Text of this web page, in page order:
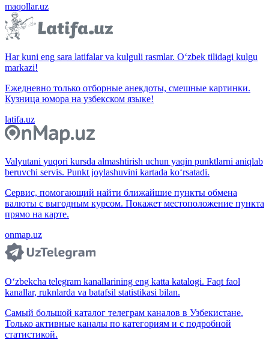
maqollar.uz
Har kuni eng sara latifalar va kulguli rasmlar. O‘zbek tilidagi kulgu
markazi!
Ежедневно только отборные анекдоты, смешные картинки.
Кузница юмора на узбекском языке!
latifa.uz
Valyutani yuqori kursda almashtirish uchun yaqin punktlarni aniqlab
beruvchi servis. Punkt joylashuvini kartada ko‘rsatadi.
Сервис, помогающий найти ближайшие пункты обмена
валюты с выгодным курсом. Покажет местоположение пункта
прямо на карте.
onmap.uz
O‘zbekcha telegram kanallarining eng katta katalogi. Faqt faol
kanallar, ruknlarda va batafsil statistikasi bilan.
Самый большой каталог телеграм каналов в Узбекистане.
Только активные каналы по категориям и с подробной
статистикой.